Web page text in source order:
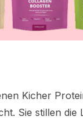
Kicher
Sie stillen die